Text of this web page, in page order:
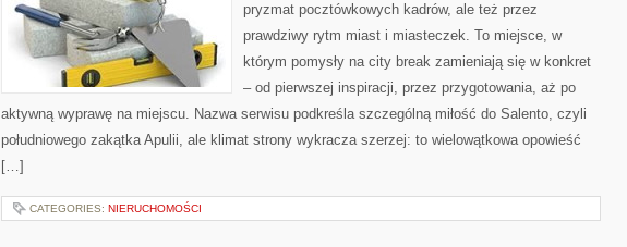
pryzmat pocztówkowych kadrów, ale też przez
prawdziwy rytm miast i miasteczek. To miejsce, w
którym pomysły na city break zamieniają się w konkret
– od pierwszej inspiracji, przez przygotowania, aż po
aktywną wyprawę na miejscu. Nazwa serwisu podkreśla szczególną miłość do Salento, czyli
południowego zakątka Apulii, ale klimat strony wykracza szerzej: to wielowątkowa opowieść
[…]
CATEGORIES: NIERUCHOMOŚCI